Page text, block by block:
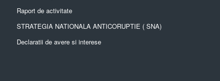
Raport de activitate
STRATEGIA NATIONALA ANTICORUPTIE ( SNA)
Declaratii de avere si interese